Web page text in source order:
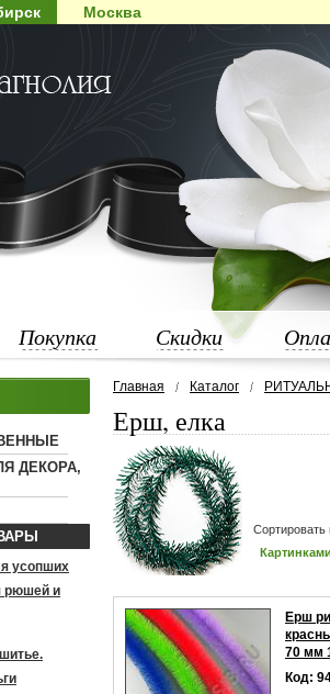
Москва
Покупка Скидки
Главная Каталог
Ерш, елка
Сортировать
Ерш
70 мм
Код:
ДЕКОРА,
усопших
рюшей и